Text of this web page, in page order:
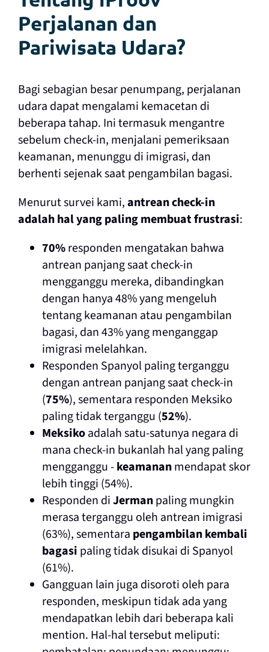
Perjalanan dan
Pariwisata Udara?
Bagi sebagian besar penumpang, perjalanan
udara dapat mengalami kemacetan di
beberapa tahap. Ini termasuk mengantre
sebelum check-in, menjalani pemeriksaan
keamanan, menunggu di imigrasi, dan
berhenti sejenak saat pengambilan bagasi.
Menurut survei kami,antrean check-in
adalah hal yang paling membuat frustrasi:
70%responden mengatakan bahwa
antrean panjang saat check-in
mengganggu mereka, dibandingkan
dengan hanya 48% yang mengeluh
tentang keamanan atau pengambilan
bagasi, dan 43% yang menganggap
imigrasi melelahkan.
Responden Spanyol paling terganggu
dengan antrean panjang saat check-in
(75%), sementara responden Meksiko
paling tidak terganggu (52%).
Meksikoadalah satu-satunya negara di
mana check-in bukanlah hal yang paling
mengganggu -keamananmendapat skor
lebih tinggi (54%).
Responden diJermanpaling mungkin
merasa terganggu oleh antrean imigrasi
(63%), sementara pengambilan kembali
bagasi paling tidak disukai di Spanyol
(61%).
Gangguan lain juga disoroti oleh para
responden, meskipun tidak ada yang
mendapatkan lebih dari beberapa kali
mention. Hal-hal tersebut meliputi: